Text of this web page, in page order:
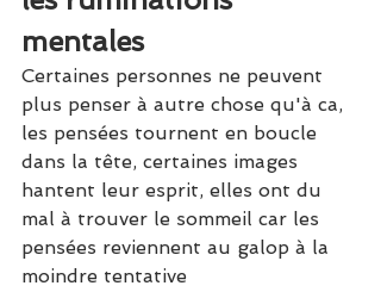
mentales
Certaines personnes ne peuvent
plus penser à autre chose qu'à ca,
les pensées tournent en boucle
dans la tête, certaines images
hantent leur esprit, elles ont du
mal à trouver le sommeil car les
pensées reviennent au galop à la
moindre tentative